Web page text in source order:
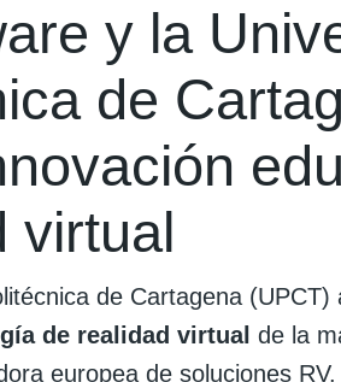
y la
de
virtual
de Cartagena
de realidad virtual de la
europea de soluciones RV.